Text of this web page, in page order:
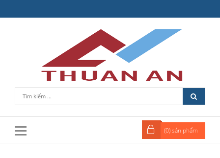
(0) sản phẩm